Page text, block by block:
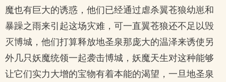
魔也有巨大的诱惑，他们已经通过虐杀翼苍狼幼崽和
暴躁之雨来引起这场灾难，可一直翼苍狼还不足以毁
灭博城，他们打算释放地圣泉那庞大的温泽来诱使另
外几只妖魔统领一起袭击博城，妖魔天生对这种能够
让它们实力大增的宝物有着本能的渴望，一旦地圣泉